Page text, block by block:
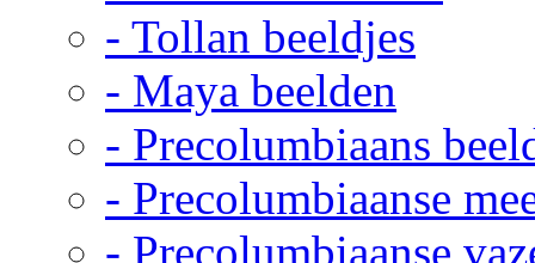
- Tollan beeldjes
- Maya beelden
- Precolumbiaans
- Precolumbiaanse
- Precolumbiaanse